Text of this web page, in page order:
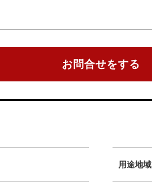
お問合せをする
用途地域